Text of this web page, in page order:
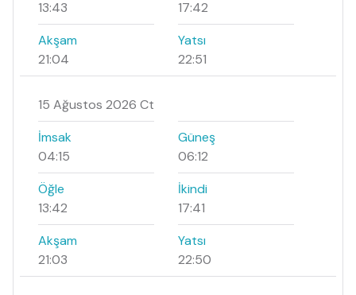
13:43
17:42
Akşam
21:04
Yatsı
22:51
15 Ağustos 2026 Ct
İmsak
04:15
Güneş
06:12
Öğle
13:42
İkindi
17:41
Akşam
21:03
Yatsı
22:50